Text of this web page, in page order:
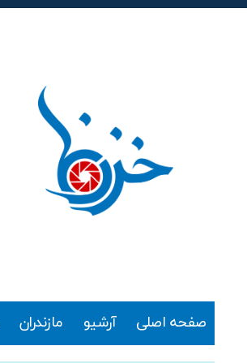
صفحه اصلی آرشیو مازندران